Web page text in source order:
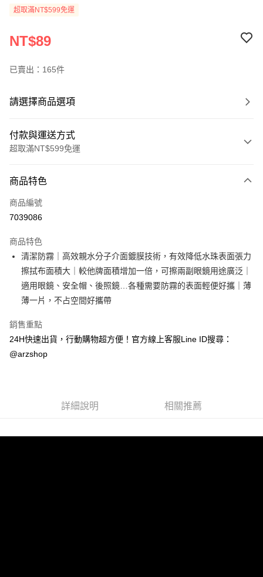
超取滿NT$599免運
NT$89
已賣出：165件
請選擇商品選項
付款與運送方式
超取滿NT$599免運
信用卡一次付款
超商取貨付款
Apple Pay
街口支付
Google Pay
全盈+PAY
ATM付款
每筆NT$60，滿NT$599(含以上)免運費
商品特色
商品編號
7039086
商品特色
清潔防霧｜高效親水分子介面鍍膜技術，有效降低水珠表面張力
擦拭布面積大｜較他牌面積增加一倍，可擦兩副眼鏡用途廣泛｜
適用眼鏡、安全帽、後照鏡…各種需要防霧的表面輕便好攜｜薄
薄一片，不占空間好攜帶
銷售重點
24H快速出貨，行動購物超方便！官方線上客服Line ID搜尋：
@arzshop
詳細說明 相關推薦